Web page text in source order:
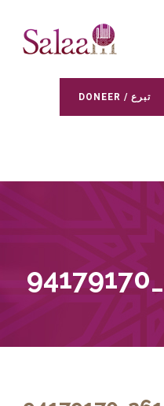
DONEER / تبرع